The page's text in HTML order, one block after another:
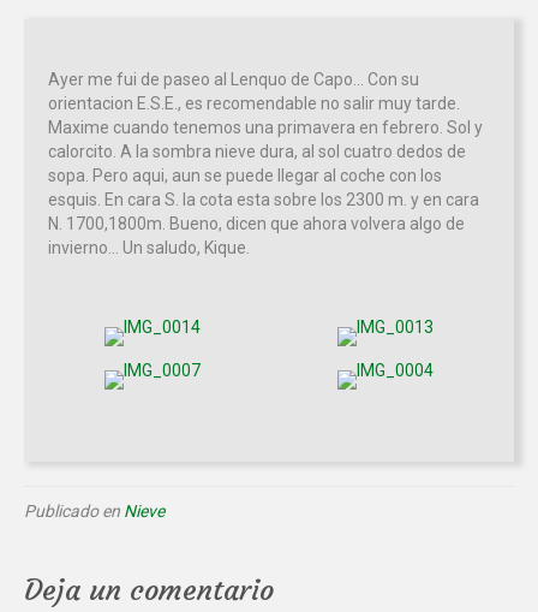
Ayer me fui de paseo al Lenquo de Capo... Con su
orientacion E.S.E., es recomendable no salir muy tarde.
Maxime cuando tenemos una primavera en febrero. Sol y
calorcito. A la sombra nieve dura, al sol cuatro dedos de
sopa. Pero aqui, aun se puede llegar al coche con los
esquis. En cara S. la cota esta sobre los 2300 m. y en cara
N. 1700,1800m. Bueno, dicen que ahora volvera algo de
invierno... Un saludo, Kique.
Publicado en Nieve
Deja un comentario